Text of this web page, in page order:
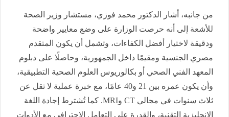
من جانبه، أشار الدكتور محمد فوزي، مستشار وزير الصحة
للأشعة إلى أنه حرصت الوزارة على وضع معايير واضحة
ودقيقة لاختيار أفضل الكفاءات، وتشمل أن يكون المتقدم
مصري الجنسية ومقيمًا داخل الجمهورية، وحاصلًا على دبلوم
المعهد الفني الصحي أو بكالوريوس العلوم الصحية التطبيقية،
وأن يكون عمره بين 21 و40 عامًا، مع خبرة عملية لا تقل عن
ثلاث سنوات في مجالي CT وMRI. كما تُشترط إجادة اللغة
الإنجليزية التقنية، والقدرة على التعامل الاحترافي مع الأدوات